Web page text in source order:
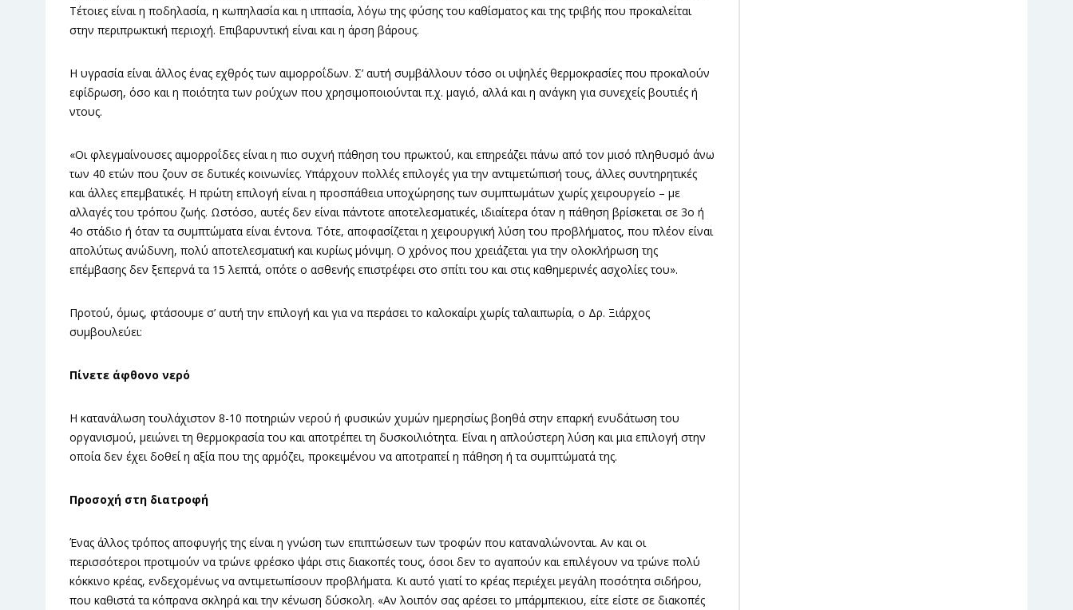
Τέτοιες είναι η ποδηλασία, η κωπηλασία και η ιππασία, λόγω της φύσης του καθίσματος και της τριβής που προκαλείται
στην περιπρωκτική περιοχή. Επιβαρυντική είναι και η άρση βάρους.
Η υγρασία είναι άλλος ένας εχθρός των αιμορροΐδων. Σ’ αυτή συμβάλλουν τόσο οι υψηλές θερμοκρασίες που προκαλούν
εφίδρωση, όσο και η ποιότητα των ρούχων που χρησιμοποιούνται π.χ. μαγιό, αλλά και η ανάγκη για συνεχείς βουτιές ή
ντους.
«Οι φλεγμαίνουσες αιμορροΐδες είναι η πιο συχνή πάθηση του πρωκτού, και επηρεάζει πάνω από τον μισό πληθυσμό άνω
των 40 ετών που ζουν σε δυτικές κοινωνίες. Υπάρχουν πολλές επιλογές για την αντιμετώπισή τους, άλλες συντηρητικές
και άλλες επεμβατικές. Η πρώτη επιλογή είναι η προσπάθεια υποχώρησης των συμπτωμάτων χωρίς χειρουργείο – με
αλλαγές του τρόπου ζωής. Ωστόσο, αυτές δεν είναι πάντοτε αποτελεσματικές, ιδιαίτερα όταν η πάθηση βρίσκεται σε 3ο ή
4ο στάδιο ή όταν τα συμπτώματα είναι έντονα. Τότε, αποφασίζεται η χειρουργική λύση του προβλήματος, που πλέον είναι
απολύτως ανώδυνη, πολύ αποτελεσματική και κυρίως μόνιμη. Ο χρόνος που χρειάζεται για την ολοκλήρωση της
επέμβασης δεν ξεπερνά τα 15 λεπτά, οπότε ο ασθενής επιστρέφει στο σπίτι του και στις καθημερινές ασχολίες του».
Προτού, όμως, φτάσουμε σ’ αυτή την επιλογή και για να περάσει το καλοκαίρι χωρίς ταλαιπωρία, ο Δρ. Ξιάρχος
συμβουλεύει:
Πίνετε άφθονο νερό
Η κατανάλωση τουλάχιστον 8-10 ποτηριών νερού ή φυσικών χυμών ημερησίως βοηθά στην επαρκή ενυδάτωση του
οργανισμού, μειώνει τη θερμοκρασία του και αποτρέπει τη δυσκοιλιότητα. Είναι η απλούστερη λύση και μια επιλογή στην
οποία δεν έχει δοθεί η αξία που της αρμόζει, προκειμένου να αποτραπεί η πάθηση ή τα συμπτώματά της.
Προσοχή στη διατροφή
Ένας άλλος τρόπος αποφυγής της είναι η γνώση των επιπτώσεων των τροφών που καταναλώνονται. Αν και οι
περισσότεροι προτιμούν να τρώνε φρέσκο ψάρι στις διακοπές τους, όσοι δεν το αγαπούν και επιλέγουν να τρώνε πολύ
κόκκινο κρέας, ενδεχομένως να αντιμετωπίσουν προβλήματα. Κι αυτό γιατί το κρέας περιέχει μεγάλη ποσότητα σιδήρου,
που καθιστά τα κόπρανα σκληρά και την κένωση δύσκολη. «Αν λοιπόν σας αρέσει το μπάρμπεκιου, είτε είστε σε διακοπές